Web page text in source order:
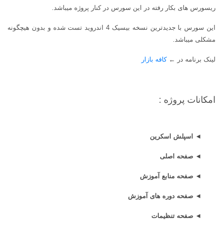
ریسورس های بکار رفته در این سورس در کنار پروژه میباشد.
این سورس با جدیدترین نسخه بیسیک 4 اندروید تست شده و بدون هیچگونه
مشکلی میباشد.
لینک برنامه در ← کافه بازار
امکانات پروژه :
◄ اسپلش اسکرین
◄ صفحه اصلی
◄ صفحه منابع آموزش
◄ صفحه دوره های آموزش
◄ صفحه تنظیمات